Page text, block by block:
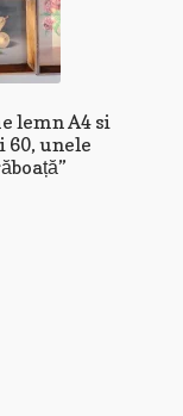
lemn A4 si
60, unele